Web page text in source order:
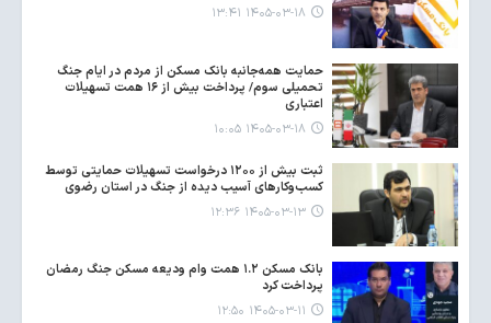
۱۴۰۵-۰۳-۱۸ ۱۳:۴۱
حمایت همه‌جانبه بانک مسکن از مردم در ایام جنگ
تحمیلی سوم/ پرداخت بیش از ۱۶ همت تسهیلات
اعتباری
۱۴۰۵-۰۳-۱۸ ۱۰:۰۵
ثبت بیش از ۱۲۰۰ درخواست تسهیلات حمایتی توسط
کسب‌وکارهای آسیب دیده از جنگ در استان رضوی
۱۴۰۵-۰۳-۱۳ ۱۲:۳۶
بانک مسکن ۱.۲ همت وام ودیعه مسکن جنگ رمضان
پرداخت کرد
۱۴۰۵-۰۳-۱۱ ۱۲:۵۰